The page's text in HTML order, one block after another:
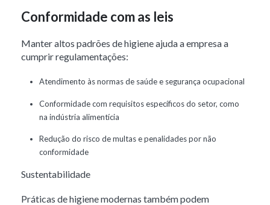
Conformidade com as leis
Manter altos padrões de higiene ajuda a empresa a
cumprir regulamentações:
Atendimento às normas de saúde e segurança ocupacional
Conformidade com requisitos específicos do setor, como
na indústria alimentícia
Redução do risco de multas e penalidades por não
conformidade
Sustentabilidade
Práticas de higiene modernas também podem